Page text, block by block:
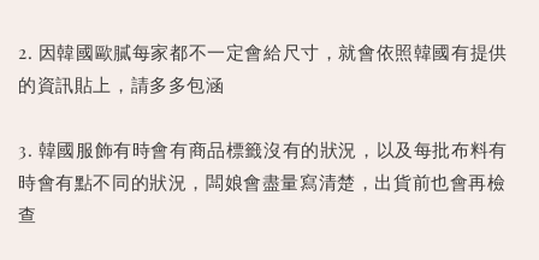
2. 因韓國歐膩每家都不一定會給尺寸，就會依照韓國有提供
的資訊貼上，請多多包涵
3. 韓國服飾有時會有商品標籤沒有的狀況，以及每批布料有
時會有點不同的狀況，闆娘會盡量寫清楚，出貨前也會再檢
查